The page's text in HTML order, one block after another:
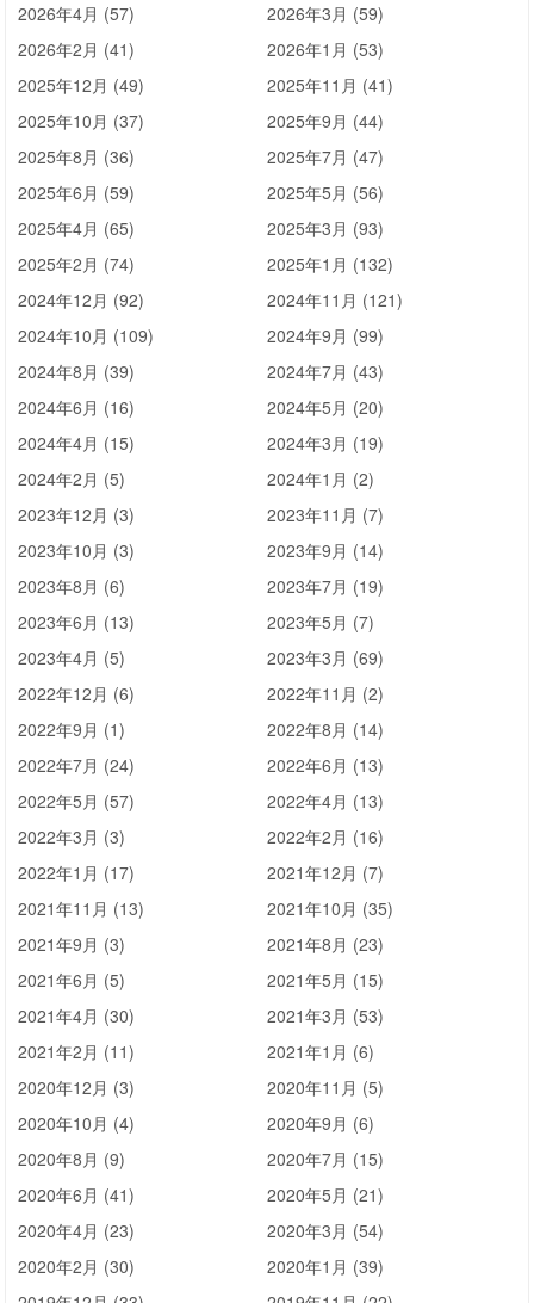
2026年4月 (57)
2026年3月 (59)
2026年2月 (41)
2026年1月 (53)
2025年12月 (49)
2025年11月 (41)
2025年10月 (37)
2025年9月 (44)
2025年8月 (36)
2025年7月 (47)
2025年6月 (59)
2025年5月 (56)
2025年4月 (65)
2025年3月 (93)
2025年2月 (74)
2025年1月 (132)
2024年12月 (92)
2024年11月 (121)
2024年10月 (109)
2024年9月 (99)
2024年8月 (39)
2024年7月 (43)
2024年6月 (16)
2024年5月 (20)
2024年4月 (15)
2024年3月 (19)
2024年2月 (5)
2024年1月 (2)
2023年12月 (3)
2023年11月 (7)
2023年10月 (3)
2023年9月 (14)
2023年8月 (6)
2023年7月 (19)
2023年6月 (13)
2023年5月 (7)
2023年4月 (5)
2023年3月 (69)
2022年12月 (6)
2022年11月 (2)
2022年9月 (1)
2022年8月 (14)
2022年7月 (24)
2022年6月 (13)
2022年5月 (57)
2022年4月 (13)
2022年3月 (3)
2022年2月 (16)
2022年1月 (17)
2021年12月 (7)
2021年11月 (13)
2021年10月 (35)
2021年9月 (3)
2021年8月 (23)
2021年6月 (5)
2021年5月 (15)
2021年4月 (30)
2021年3月 (53)
2021年2月 (11)
2021年1月 (6)
2020年12月 (3)
2020年11月 (5)
2020年10月 (4)
2020年9月 (6)
2020年8月 (9)
2020年7月 (15)
2020年6月 (41)
2020年5月 (21)
2020年4月 (23)
2020年3月 (54)
2020年2月 (30)
2020年1月 (39)